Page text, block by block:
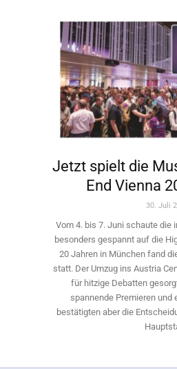
Jetzt spielt die
End Vienna
30. Juli
Vom 4. bis 7. Juni schaute die
besonders gespannt auf die
20 Jahren in München fand
statt. Der Umzug ins Austria
für hitzige Debatten
spannende Premieren und
bestätigten aber die